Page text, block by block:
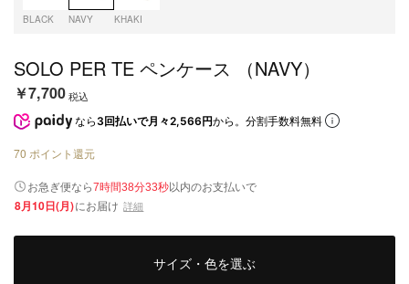
BLACK NAVY KHAKI
SOLO PER TE ペンケース （NAVY）
￥7,700税込
なら 3回払いで月々2,566円から。分割手数料無料
70 ポイント還元
お急ぎ便なら7時間38分32秒以内のお支払いで
8月10日(月)にお届け 詳細
サイズ・色を選ぶ